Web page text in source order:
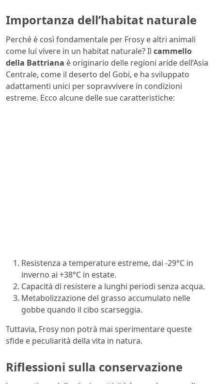
Importanza dell’habitat naturale
Perché è così fondamentale per Frosy e altri animali
come lui vivere in un habitat naturale? Il cammello
della Battriana è originario delle regioni aride dell’Asia
Centrale, come il deserto del Gobi, e ha sviluppato
adattamenti unici per sopravvivere in condizioni
estreme. Ecco alcune delle sue caratteristiche:
Resistenza a temperature estreme, dai -29°C in
inverno ai +38°C in estate.
Capacità di resistere a lunghi periodi senza acqua.
Metabolizzazione del grasso accumulato nelle
gobbe quando il cibo scarseggia.
Tuttavia, Frosy non potrà mai sperimentare queste
sfide e peculiarità della vita in natura.
Riflessioni sulla conservazione